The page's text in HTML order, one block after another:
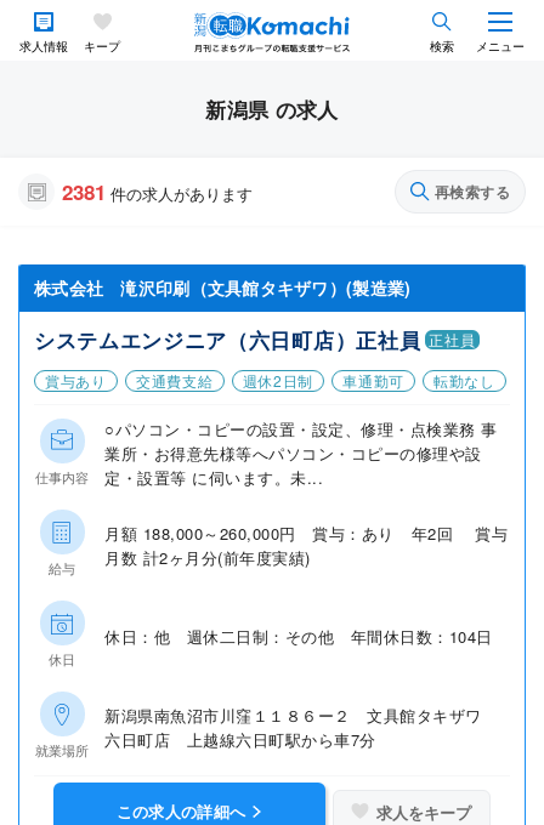
求人情報 キープ 検索 メニュー
新潟県 の求人
2381 件の求人があります 再検索する
株式会社 滝沢印刷（文具館タキザワ）(製造業)
システムエンジニア（六日町店）正社員 正社員
賞与あり
交通費支給 週休2日制 車通勤可 転勤なし
仕事内容
○パソコン・コピーの設置・設定、修理・点検業務 事
業所・お得意先様等へパソコン・コピーの修理や設
定・設置等 に伺います。未...
給与
月額 188,000～260,000円 賞与：あり 年2回 賞与
月数 計2ヶ月分(前年度実績)
休日
休日：他 週休二日制：その他 年間休日数：104日
就業場所
新潟県南魚沼市川窪１１８６ー２ 文具館タキザワ
六日町店 上越線六日町駅から車7分
この求人の詳細へ 求人をキープ